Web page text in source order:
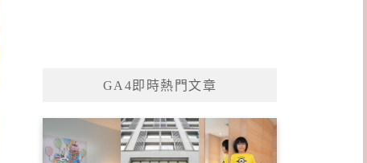
GA4即時熱門文章